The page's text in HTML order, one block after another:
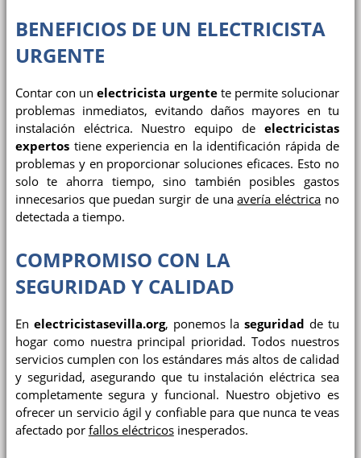
BENEFICIOS DE UN ELECTRICISTA
URGENTE
Contar con un electricista urgentete permite solucionar
problemas inmediatos, evitando daños mayores en tu
instalación eléctrica. Nuestro equipo de electricistas
expertostiene experiencia en la identificación rápida de
problemas y en proporcionar soluciones eficaces. Esto no
solo te ahorra tiempo, sino también posibles gastos
innecesarios que puedan surgir de unaavería eléctrica no
detectada a tiempo.
COMPROMISO CON LA
SEGURIDAD Y CALIDAD
En electricistasevilla.org, ponemos laseguridad de tu
hogar como nuestra principal prioridad. Todos nuestros
servicios cumplen con los estándares más altos de calidad
y seguridad, asegurando que tu instalación eléctrica sea
completamente segura y funcional. Nuestro objetivo es
ofrecer un servicio ágil y confiable para que nunca te veas
afectado por fallos eléctricosinesperados.